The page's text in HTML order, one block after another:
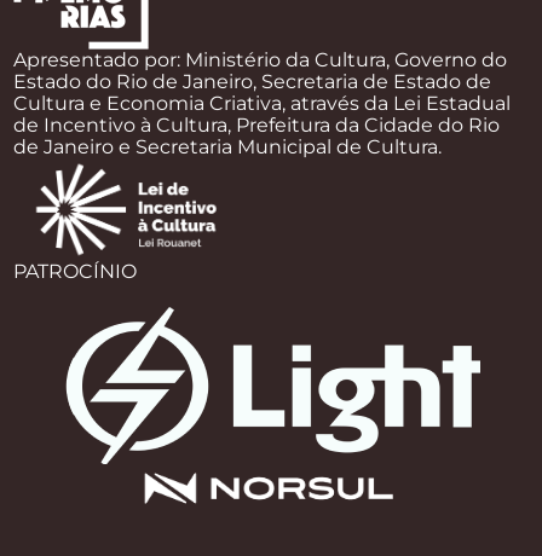
Apresentado por: Ministério da Cultura, Governo do
Estado do Rio de Janeiro, Secretaria de Estado de
Cultura e Economia Criativa, através da Lei Estadual
de Incentivo à Cultura, Prefeitura da Cidade do Rio
de Janeiro e Secretaria Municipal de Cultura.
PATROCÍNIO